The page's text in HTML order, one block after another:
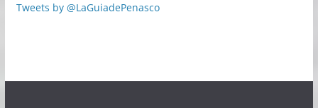
Tweets by @LaGuiadePenasco